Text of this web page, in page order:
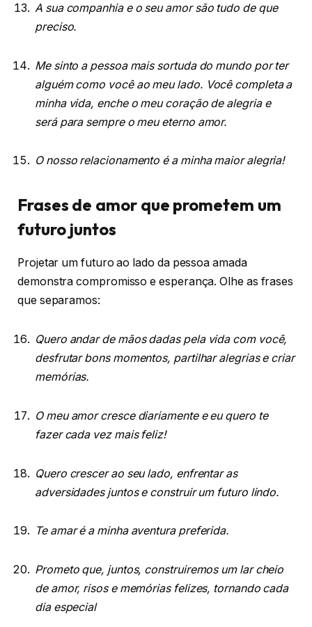
A sua companhia e o seu amor são tudo de que
preciso.
Me sinto a pessoa mais sortuda do mundo por ter
alguém como você ao meu lado. Você completa a
minha vida, enche o meu coração de alegria e
será para sempre o meu eterno amor.
O nosso relacionamento é a minha maior alegria!
Frases de amor que prometem um
futuro juntos
Projetar um futuro ao lado da pessoa amada
demonstra compromisso e esperança. Olhe as frases
que separamos:
Quero andar de mãos dadas pela vida com você,
desfrutar bons momentos, partilhar alegrias e criar
memórias.
O meu amor cresce diariamente e eu quero te
fazer cada vez mais feliz!
Quero crescer ao seu lado, enfrentar as
adversidades juntos e construir um futuro lindo.
Te amar é a minha aventura preferida.
Prometo que, juntos, construiremos um lar cheio
de amor, risos e memórias felizes, tornando cada
dia especial